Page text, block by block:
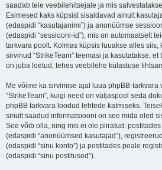
saadab teie veebilehitsejale ja mis
Esimesed kaks küpsist sisaldavad ainult
(edaspidi “kasutajanimi”) ja anonüümse
(edaspidi “sessiooni-id”), mis on automaatselt
tarkvara poolt. Kolmas küpsis luuakse alles
sirvinud “StrikeTeam” teemasi ja kasutatakse,
on juba loetud, tehes veebilehe külastuse
Me võime ka sirvimise ajal luua phpBB-tarkvara
“StrikeTeam”, kuigi need on väljaspool seda
phpBB tarkvara loodud lehtede katmiseks.
sinult saadud informatsiooni on see mida oled
See võib olla, ning mis ei ole piiratud:
(edaspidi “anonüümsed kasutajad”),
(edaspidi “sinu konto”) ja postitades peale
(edaspidi “sinu postitused”).